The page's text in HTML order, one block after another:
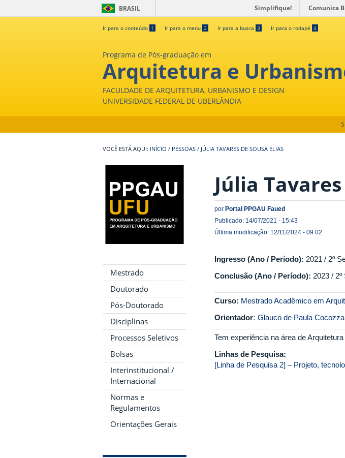
BRASIL Simplifique! Comunica
Ir para o conteúdo 1 Ir para o menu 2 Ir para a busca 3 Ir para o rodapé 4
Programa de Pós-graduação em
Arquitetura e
FACULDADE DE ARQUITETURA, URBANISMO E DESIGN
UNIVERSIDADE FEDERAL DE UBERLÂNDIA
INÍCIO / PESSOAS / JÚLIA TAVARES DE SOUSA ELIAS
Mestrado
Doutorado
Pós-Doutorado
Disciplinas
Processos Seletivos
Bolsas
Interinstitucional /
Internacional
Normas e
Regulamentos
Orientações Gerais
Júlia
por Portal PPGAU Faued
Publicado: 14/07/2021 - 15:43
Última modificação: 12/11/2024 - 09:02
Ingresso (Ano / Período): 2021 / 2º
Conclusão (Ano / Período): 2023 /
Curso: Mestrado Acadêmico em
Orientador: Glauco de Paula Cocozza
Tem experiência na área de
Linhas de Pesquisa:
[Linha de Pesquisa 2] – Projeto,